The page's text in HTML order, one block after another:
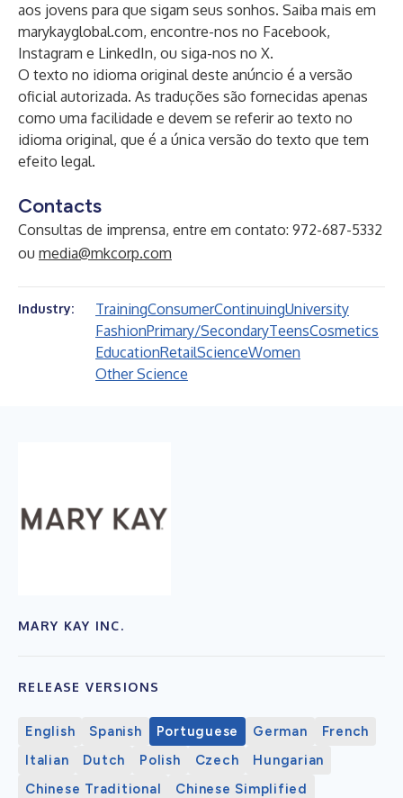
aos jovens para que sigam seus sonhos. Saiba mais em
marykayglobal.com, encontre-nos no Facebook,
Instagram e LinkedIn, ou siga-nos no X.
O texto no idioma original deste anúncio é a versão
oficial autorizada. As traduções são fornecidas apenas
como uma facilidade e devem se referir ao texto no
idioma original, que é a única versão do texto que tem
efeito legal.
Contacts
Consultas de imprensa, entre em contato: 972-687-5332
ou media@mkcorp.com
Industry: TrainingConsumerContinuingUniversity
FashionPrimary/SecondaryTeensCosmetics
EducationRetailScienceWomen
Other Science
MARY KAY INC.
RELEASE VERSIONS
English Spanish Portuguese German
French
Italian
Dutch Polish Czech
Hungarian
Chinese Traditional
Chinese Simplified